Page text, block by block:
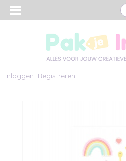
Inloggen Registreren